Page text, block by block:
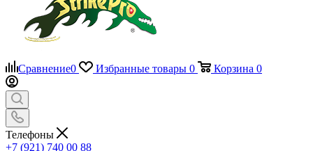
Сравнение0 Избранные товары 0 Корзина 0
Телефоны
+7 (921) 740 00 88